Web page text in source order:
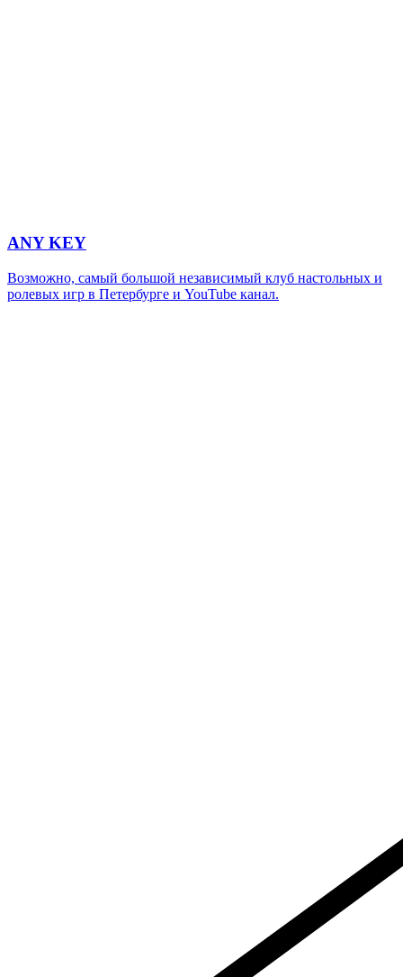
ANY KEY
Возможно, самый большой независимый клуб настольных и
ролевых игр в Петербурге и YouTube канал.